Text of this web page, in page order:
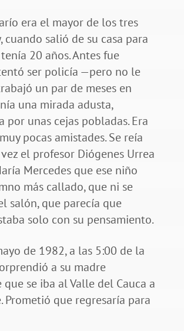
era el mayor de los tres
cuando salió de su casa para
20 años. Antes fue
ser policía —pero no le
un par de meses en
una mirada adusta,
por unas cejas pobladas. Era
pocas amistades. Se reía
el profesor Diógenes Urrea
Mercedes que ese niño
más callado, que ni se
salón, que parecía que
solo con su pensamiento.
de 1982, a las 5:00 de la
a su madre
se iba al Valle del Cauca a
Prometió que regresaría para